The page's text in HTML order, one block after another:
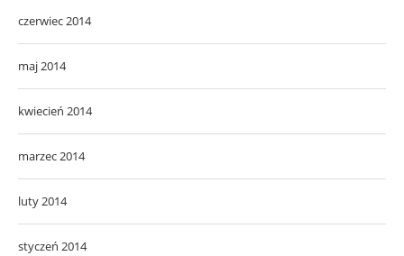
czerwiec 2014
maj 2014
kwiecień 2014
marzec 2014
luty 2014
styczeń 2014